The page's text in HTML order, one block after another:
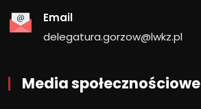
Email
delegatura.gorzow@lwkz.pl
Media społecznościowe